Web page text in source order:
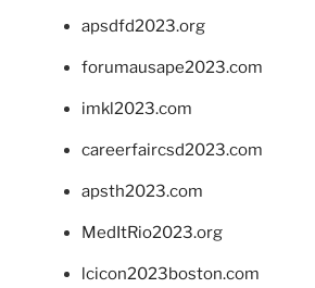
apsdfd2023.org
forumausape2023.com
imkl2023.com
careerfaircsd2023.com
apsth2023.com
MedItRio2023.org
lcicon2023boston.com